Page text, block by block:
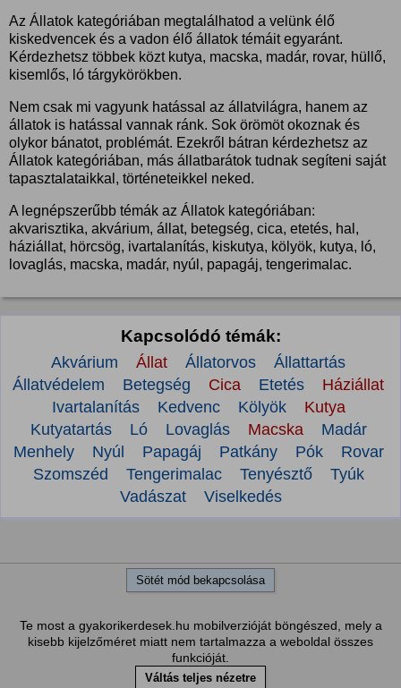
Az Állatok kategóriában megtalálhatod a velünk élő
kiskedvencek és a vadon élő állatok témáit egyaránt.
Kérdezhetsz többek közt kutya, macska, madár, rovar, hüllő,
kisemlős, ló tárgykörökben.
Nem csak mi vagyunk hatással az állatvilágra, hanem az
állatok is hatással vannak ránk. Sok örömöt okoznak és
olykor bánatot, problémát. Ezekről bátran kérdezhetsz az
Állatok kategóriában, más állatbarátok tudnak segíteni saját
tapasztalataikkal, történeteikkel neked.
A legnépszerűbb témák az Állatok kategóriában:
akvarisztika, akvárium, állat, betegség, cica, etetés, hal,
háziállat, hörcsög, ivartalanítás, kiskutya, kölyök, kutya, ló,
lovaglás, macska, madár, nyúl, papagáj, tengerimalac.
Kapcsolódó témák:
Akvárium Állat Állatorvos
Állattartás
Állatvédelem
Betegség Cica Etetés
Háziállat
Ivartalanítás
Kedvenc Kölyök
Kutya
Kutyatartás
Ló Lovaglás Macska
Madár
Menhely
Nyúl Papagáj Patkány Pók
Rovar
Szomszéd
Tengerimalac Tenyésztő
Tyúk
Vadászat
Viselkedés
Sötét mód bekapcsolása
Te most a gyakorikerdesek.hu mobilverzióját böngészed, mely a
kisebb kijelzőméret miatt nem tartalmazza a weboldal összes
funkcióját.
Váltás teljes nézetre